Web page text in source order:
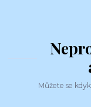
Můžete se